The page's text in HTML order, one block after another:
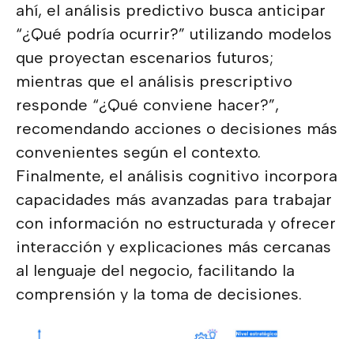
ahí, el análisis predictivo busca anticipar
“¿Qué podría ocurrir?” utilizando modelos
que proyectan escenarios futuros;
mientras que el análisis prescriptivo
responde “¿Qué conviene hacer?”,
recomendando acciones o decisiones más
convenientes según el contexto.
Finalmente, el análisis cognitivo incorpora
capacidades más avanzadas para trabajar
con información no estructurada y ofrecer
interacción y explicaciones más cercanas
al lenguaje del negocio, facilitando la
comprensión y la toma de decisiones.